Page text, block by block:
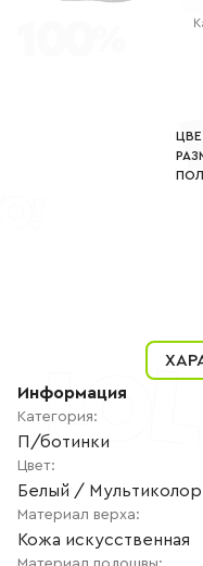
+7
ПОЛ
Информация
Категория:
П/ботинки
Цвет:
Белый / Мультиколор
Материал верха:
Кожа искусственная